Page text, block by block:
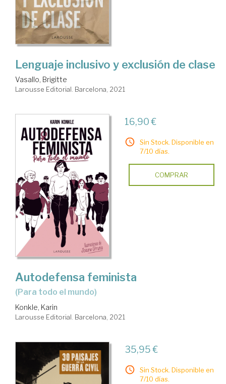
Lenguaje inclusivo y exclusión de clase
Vasallo, Brigitte
Larousse Editorial. Barcelona, 2021
16,90 €
Sin Stock. Disponible en
7/10 días.
COMPRAR
Autodefensa feminista
(para todo el mundo)
Konkle, Karin
Larousse Editorial. Barcelona, 2021
35,95 €
Sin Stock. Disponible en
7/10 días.